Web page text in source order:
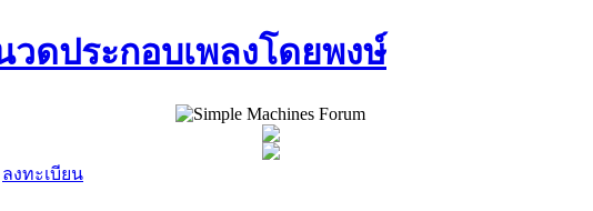
วดประกอบเพลงโดยพงษ์
ลงทะเบียน